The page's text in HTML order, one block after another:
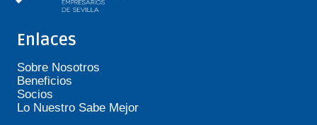
Enlaces
Sobre Nosotros
Beneficios
Socios
Lo Nuestro Sabe Mejor